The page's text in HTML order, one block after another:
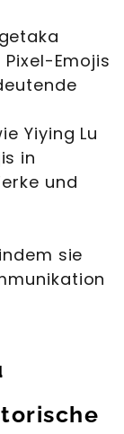
Emojis
Yiying Lu
in
und
sie